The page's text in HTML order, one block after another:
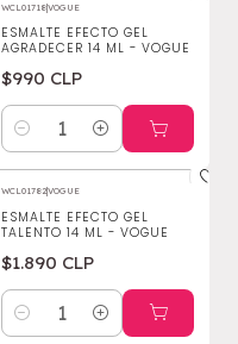
WCL01718|VOGUE
ESMALTE EFECTO GEL
AGRADECER 14 ML - VOGUE
$990 CLP
Cantidad
WCL01782|VOGUE
ESMALTE EFECTO GEL
TALENTO 14 ML - VOGUE
$1.890 CLP
Cantidad